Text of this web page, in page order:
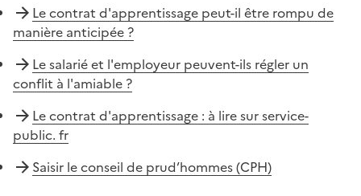
Le contrat d'apprentissage peut-il être rompu de
manière anticipée ?
Le salarié et l'employeur peuvent-ils régler un
conflit à l'amiable ?
Le contrat d'apprentissage : à lire sur service-
public. fr
Saisir le conseil de prud’hommes (CPH)